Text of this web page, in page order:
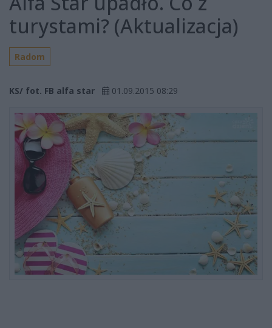
turystami? (Aktualizacja)
Radom
KS/ fot. FB alfa star 01.09.2015 08:29